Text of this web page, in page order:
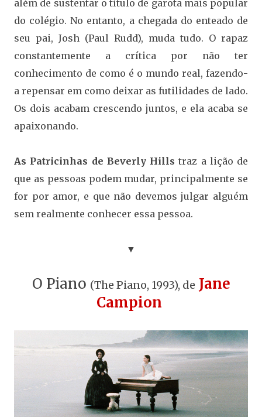
além de sustentar o título de garota mais popular
do colégio. No entanto, a chegada do enteado de
seu pai, Josh (Paul Rudd), muda tudo. O rapaz
constantemente a crítica por não ter
conhecimento de como é o mundo real, fazendo-
a repensar em como deixar as futilidades de lado.
Os dois acabam crescendo juntos, e ela acaba se
apaixonando.
As Patricinhas de Beverly Hills traz a lição de
que as pessoas podem mudar, principalmente se
for por amor, e que não devemos julgar alguém
sem realmente conhecer essa pessoa.
▼
O Piano (The Piano, 1993), de Jane
Campion